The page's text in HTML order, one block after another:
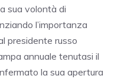
sua volontà di
l’importanza
presidente russo
annuale tenutasi il
la sua apertura